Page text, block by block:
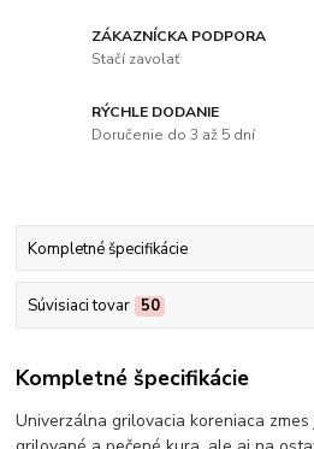
ZÁKAZNÍCKA PODPORA
Stačí zavolať
RÝCHLE DODANIE
Doručenie do 3 až 5 dní
Kompletné špecifikácie
Súvisiaci tovar 50
Kompletné špecifikácie
Univerzálna grilovacia koreniaca